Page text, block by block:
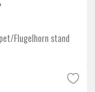
Flugelhorn stand